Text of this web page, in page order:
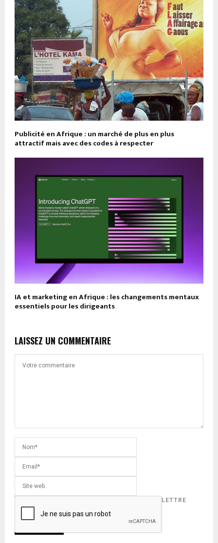
Publicité en Afrique : un marché de plus en plus
attractif mais avec des codes à respecter
IA et marketing en Afrique : les changements mentaux
essentiels pour les dirigeants
LAISSEZ UN COMMENTAIRE
INSCRIVEZ-VOUS POUR RECEVOIR NOTRE LETTRE
D'INFORMATION !